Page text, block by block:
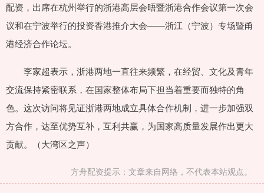
配资，出席在杭州举行的浙港高层会晤暨浙港合作会议第一次会
议和在宁波举行的投资香港推介大会——浙江（宁波）专场暨甬
港经济合作论坛。
李家超表示，浙港两地一直往来频繁，在经贸、文化及青年
交流保持紧密联系，在国家整体布局下担当着重要而独特的角
色。这次访问将见证浙港两地成立具体合作机制，进一步加强双
方合作，达至优势互补，互利共赢，为国家高质量发展作出更大
贡献。（大湾区之声）
方舟配资提示：文章来自网络，不代表本站观点。